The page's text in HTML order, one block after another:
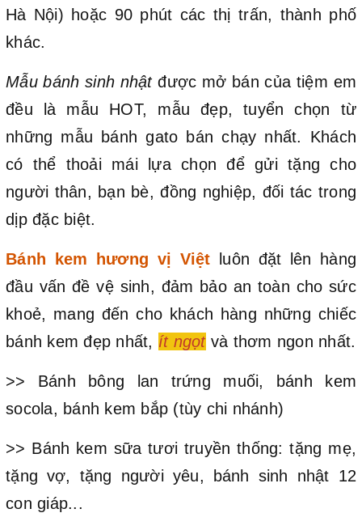
Hà Nội) hoặc 90 phút các thị trấn, thành phố
khác.
Mẫu bánh sinh nhậtđược mở bán của tiệm em
đều là mẫu HOT, mẫu đẹp, tuyển chọn từ
những mẫu bánh gato bán chạy nhất. Khách
có thể thoải mái lựa chọn để gửi tặng cho
người thân, bạn bè, đồng nghiệp, đối tác trong
dịp đặc biệt.
Bánh kem hương vị Việt luôn đặt lên hàng
đầu vấn đề vệ sinh, đảm bảo an toàn cho sức
khoẻ, mang đến cho khách hàng những chiếc
bánh kem đẹp nhất, ít ngọt và thơm ngon nhất.
>> Bánh bông lan trứng muối, bánh kem
socola, bánh kem bắp (tùy chi nhánh)
>> Bánh kem sữa tươi truyền thống: tặng mẹ,
tặng vợ, tặng người yêu, bánh sinh nhật 12
con giáp...